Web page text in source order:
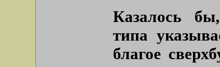
Казалось
типа
благое